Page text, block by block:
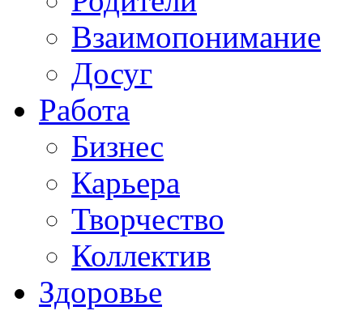
Взаимопонимание
Досуг
Работа
Бизнес
Карьера
Творчество
Коллектив
Здоровье